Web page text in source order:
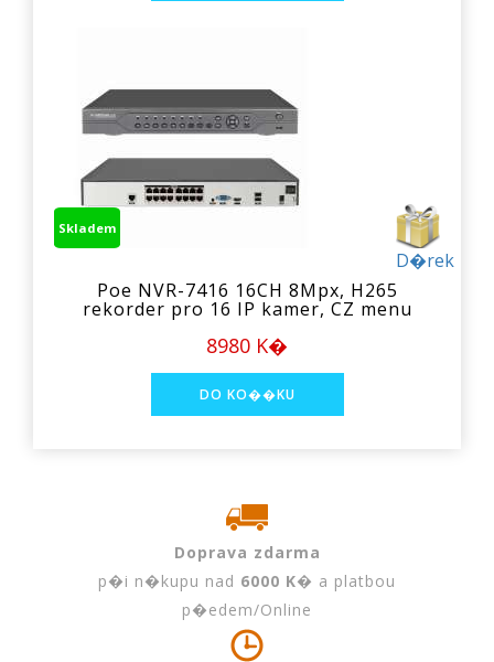
D�rek
Skladem
Poe NVR-7416 16CH 8Mpx, H265
rekorder pro 16 IP kamer, CZ menu
8980 K�
Doprava zdarma
p�i n�kupu nad 6000 K� a platbou
p�edem/Online